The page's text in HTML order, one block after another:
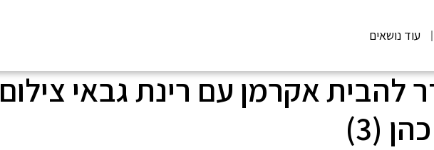
עוד נושאים
להבית אקרמן עם רינת גבאי צילום
(3)